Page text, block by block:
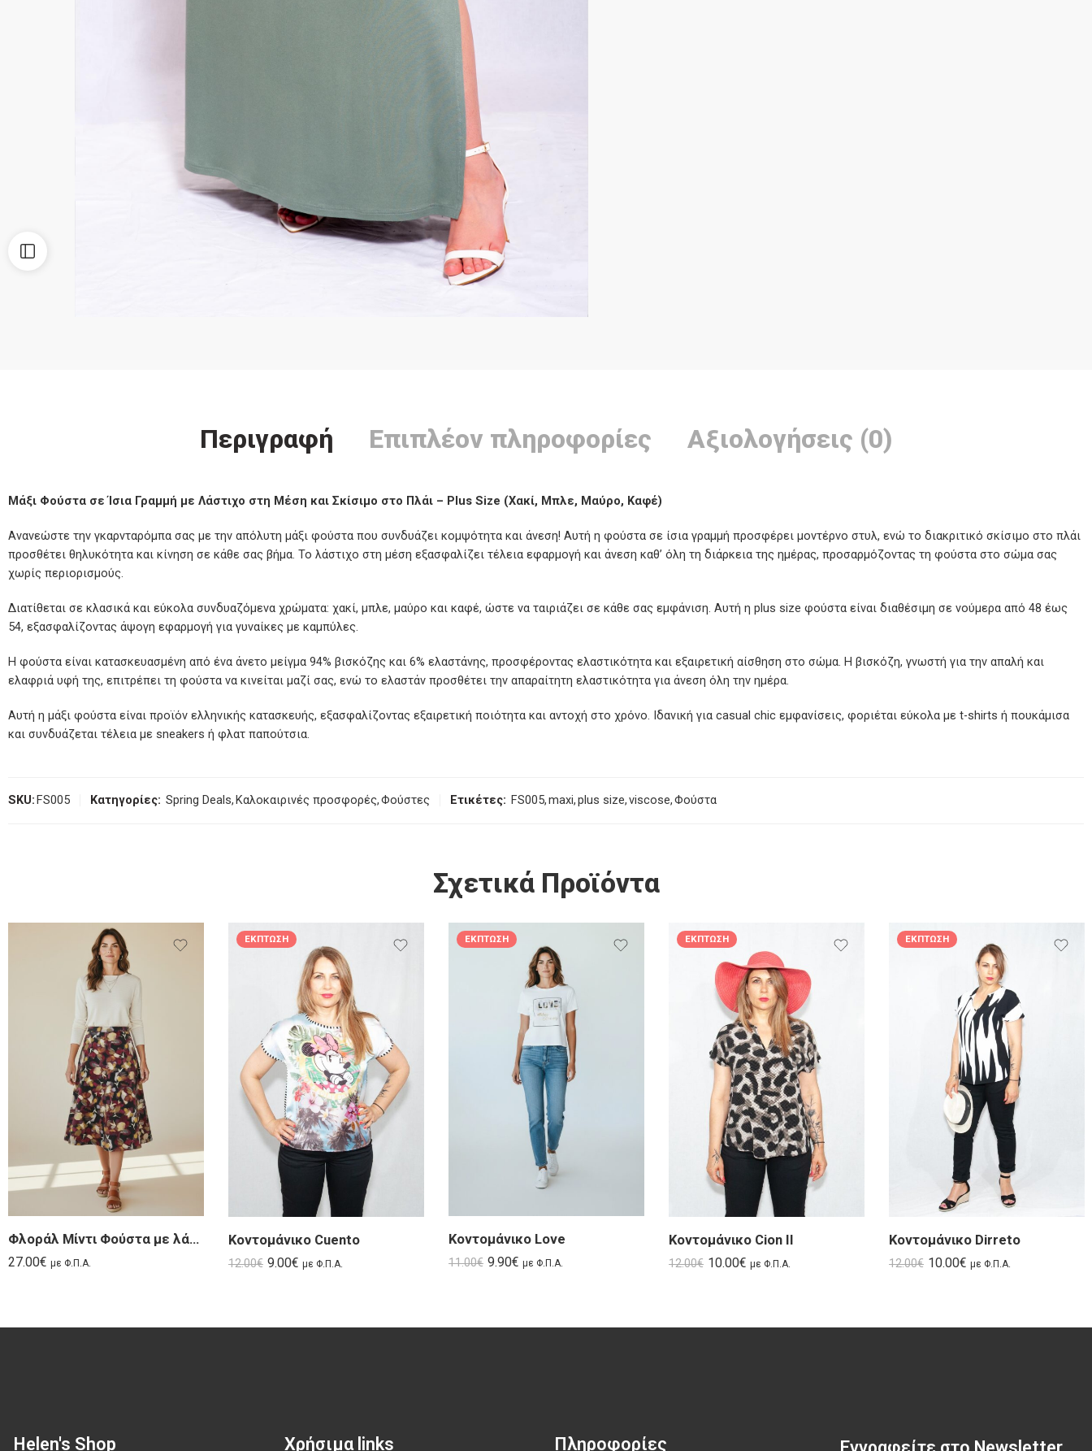
Περιγραφή Επιπλέον πληροφορίες Αξιολογήσεις (0)
Μάξι Φούστα σε Ίσια Γραμμή με Λάστιχο στη Μέση και Σκίσιμο στο Πλάι – Plus Size (Χακί, Μπλε, Μαύρο, Καφέ)
Ανανεώστε την γκαρνταρόμπα σας με την απόλυτη μάξι φούστα που συνδυάζει κομψότητα και άνεση! Αυτή η φούστα σε ίσια γραμμή προσφέρει μοντέρνο στυλ, ενώ το διακριτικό σκίσιμο στο πλάι
προσθέτει θηλυκότητα και κίνηση σε κάθε σας βήμα. Το λάστιχο στη μέση εξασφαλίζει τέλεια εφαρμογή και άνεση καθ’ όλη τη διάρκεια της ημέρας, προσαρμόζοντας τη φούστα στο σώμα σας
χωρίς περιορισμούς.
Διατίθεται σε κλασικά και εύκολα συνδυαζόμενα χρώματα: χακί, μπλε, μαύρο και καφέ, ώστε να ταιριάζει σε κάθε σας εμφάνιση. Αυτή η plus size φούστα είναι διαθέσιμη σε νούμερα από 48 έως
54, εξασφαλίζοντας άψογη εφαρμογή για γυναίκες με καμπύλες.
Η φούστα είναι κατασκευασμένη από ένα άνετο μείγμα 94% βισκόζης και 6% ελαστάνης, προσφέροντας ελαστικότητα και εξαιρετική αίσθηση στο σώμα. Η βισκόζη, γνωστή για την απαλή και
ελαφριά υφή της, επιτρέπει τη φούστα να κινείται μαζί σας, ενώ το ελαστάν προσθέτει την απαραίτητη ελαστικότητα για άνεση όλη την ημέρα.
Αυτή η μάξι φούστα είναι προϊόν ελληνικής κατασκευής, εξασφαλίζοντας εξαιρετική ποιότητα και αντοχή στο χρόνο. Ιδανική για casual chic εμφανίσεις, φοριέται εύκολα με t-shirts ή πουκάμισα
και συνδυάζεται τέλεια με sneakers ή φλατ παπούτσια.
SKU: FS005 Κατηγορίες: Spring Deals, Καλοκαιρινές προσφορές,Φούστες Ετικέτες: FS005,maxi,plus size,viscose,Φούστα
Σχετικά Προϊόντα
Φλοράλ Μίντι Φούστα με λάστιχο στη μέση – Tetti
27.00€ με Φ.Π.Α.
ΈΚΠΤΩΣΗ
Κοντομάνικο Cuento
12.00€ 9.00€ με Φ.Π.Α.
ΈΚΠΤΩΣΗ
Κοντομάνικο Love
11.00€ 9.90€ με Φ.Π.Α.
ΈΚΠΤΩΣΗ
Κοντομάνικο Cion II
12.00€ 10.00€ με Φ.Π.Α.
ΈΚΠΤΩΣΗ
Κοντομάνικο Dirreto
12.00€ 10.00€ με Φ.Π.Α.
Helen's Shop Χρήσιμα links​ Πληροφορίες